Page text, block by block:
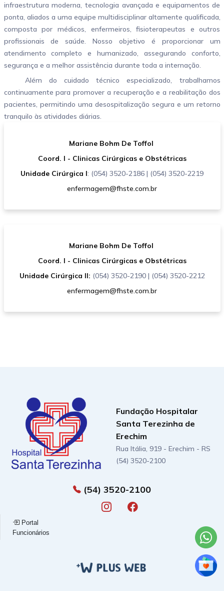
infraestrutura moderna, tecnologia avançada e equipamentos de
ponta, aliados a uma equipe multidisciplinar altamente qualificada,
composta por médicos, enfermeiros, fisioterapeutas e outros
profissionais de saúde. Nosso objetivo é proporcionar um
atendimento completo e humanizado, assegurando conforto,
segurança e a melhor assistência durante toda a internação.
Além do cuidado técnico especializado, trabalhamos
continuamente para promover a recuperação e a reabilitação dos
pacientes, permitindo uma desospitalização segura e um retorno
tranquilo às atividades diárias.
Mariane Bohm De Toffol
Coord. I - Clinicas Cirúrgicas e Obstétricas
Unidade Cirúrgica I: (054) 3520-2186 | (054) 3520-2219
enfermagem@fhste.com.br
Mariane Bohm De Toffol
Coord. I - Clinicas Cirúrgicas e Obstétricas
Unidade Cirúrgica II: (054) 3520-2190 | (054) 3520-2212
enfermagem@fhste.com.br
Fundação Hospitalar
Santa Terezinha de
Erechim
Rua Itália, 919 - Erechim - RS
(54) 3520-2100
(54) 3520-2100
Portal
Funcionários